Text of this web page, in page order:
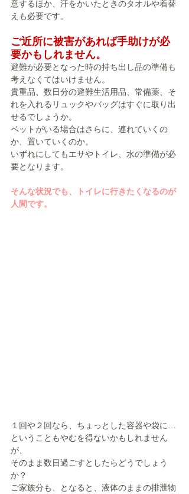
意するほか、汗をかいたときのタオルや着替
えも必要です。
ご近所に被害があれば手助けが必
要かもしれません。
避難が必要となった時の持ち出し品の準備も
考えなくてはいけません。
貴重品、数日分の避難生活用品、常備薬、そ
れを入れるリュックやバッグはすぐに取り出
せるでしょうか。
ペットがいる場合はさらに、連れていくの
か、置いていくのか。
いずれにしてもエサやトイレ、水の準備が必
要となります。
そんな状況でも、トイレに行きたくなるのが
人間です。
１回や２回なら、ちょっとした容器や袋に…
ということもやむを得ないかもしれません
が、
そのまま数日過ごすとしたらどうでしょう
か？
ご家族分も、となると、液体のままの排泄物